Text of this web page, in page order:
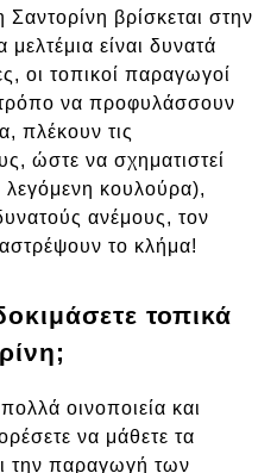
βρίσκεται στην
μελτέμια είναι δυνατά
οι τοπικοί παραγωγοί
να προφυλάσσουν
πλέκουν τις
ώστε να σχηματιστεί
λεγόμενη κουλούρα),
ανέμους, τον
το κλήμα!
τοπικά
οινοποιεία και
να μάθετε τα
την παραγωγή των